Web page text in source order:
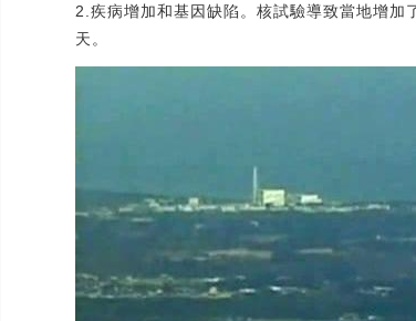
2.疾病增加和基因缺陷。核試驗導致當地增加
天。